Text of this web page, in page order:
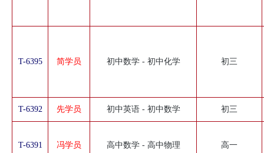
T-6395 简学员 初中数学 - 初中化学 初三
T-6392 先学员 初中英语 - 初中数学 初三
T-6391 冯学员 高中数学 - 高中物理 高一